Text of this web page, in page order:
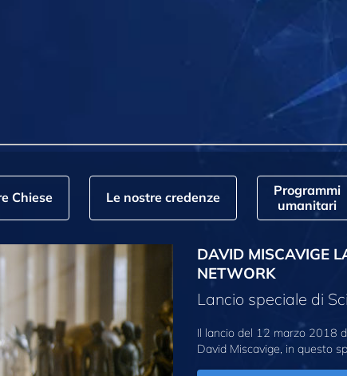
Chiese Le nostre credenze
Programmi
umanitari
DAVID MISCAVIGE
NETWORK
Lancio speciale di
Il lancio del 12 marzo 2018
David Miscavige, in questo